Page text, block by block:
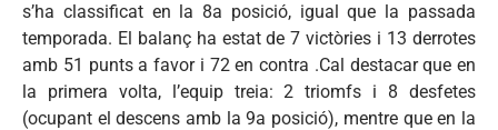
s’ha classificat en la 8a posició, igual que la passada
temporada. El balanç ha estat de 7 victòries i 13 derrotes
amb 51 punts a favor i 72 en contra .Cal destacar que en
la primera volta, l’equip treia: 2 triomfs i 8 desfetes
(ocupant el descens amb la 9a posició), mentre que en la